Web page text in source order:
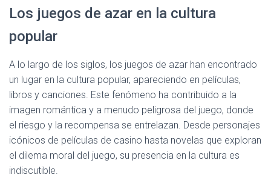
Los juegos de azar en la cultura
popular
A lo largo de los siglos, los juegos de azar han encontrado
un lugar en la cultura popular, apareciendo en películas,
libros y canciones. Este fenómeno ha contribuido a la
imagen romántica y a menudo peligrosa del juego, donde
el riesgo y la recompensa se entrelazan. Desde personajes
icónicos de películas de casino hasta novelas que exploran
el dilema moral del juego, su presencia en la cultura es
indiscutible.